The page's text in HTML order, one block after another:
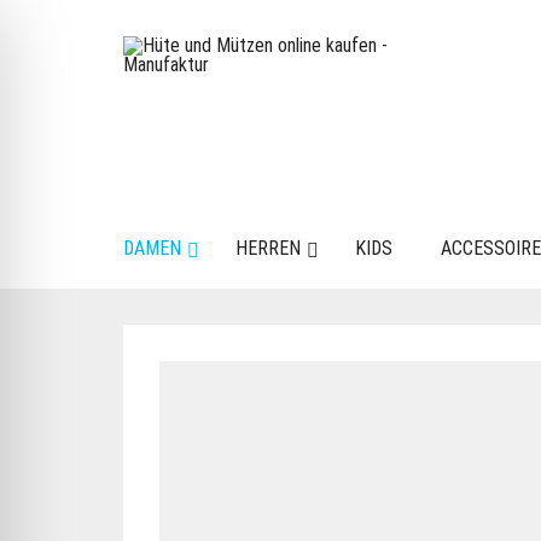
DAMEN HERREN KIDS